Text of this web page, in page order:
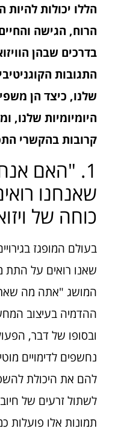
הללו יכולות
הרוח, הגישה
בדרכים שבהן
התגובות
שלנו, כיצד הן
היומיומיות שלנו,
קרובות בהקשרי
1. "האם
שאנחנו
כוחה של
בעולם המופגז
שאנו רואים על התת
המושג "אתה מה
ההדמיה בעיצוב
ובסופו של דבר,
נחשפים לדימויים
להם את היכולת
לשתול זרעים של
תמונות אלו